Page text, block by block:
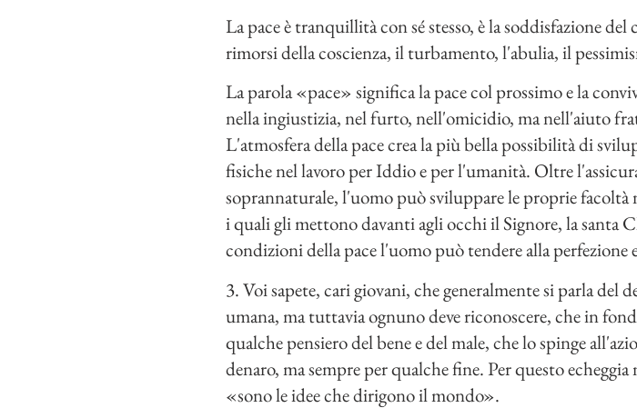
La pace è tranquillità con sé stesso, è la soddisfazione
rimorsi della coscienza, il turbamento, l'abulia, il
La parola «pace» significa la pace col prossimo e la
nella ingiustizia, nel furto, nell'omicidio, ma nell'aiuto
L'atmosfera della pace crea la più bella possibilità di
fisiche nel lavoro per Iddio e per l'umanità. Oltre
soprannaturale, l'uomo può sviluppare le proprie
i quali gli mettono davanti agli occhi il Signore, la santa
condizioni della pace l'uomo può tendere alla perfezione
3. Voi sapete, cari giovani, che generalmente si parla
umana, ma tuttavia ognuno deve riconoscere, che in
qualche pensiero del bene e del male, che lo spinge
denaro, ma sempre per qualche fine. Per questo
«sono le idee che dirigono il mondo».